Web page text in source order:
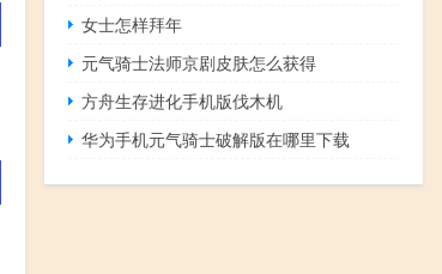
女士怎样拜年
元气骑士法师京剧皮肤怎么获得
方舟生存进化手机版伐木机
华为手机元气骑士破解版在哪里下载